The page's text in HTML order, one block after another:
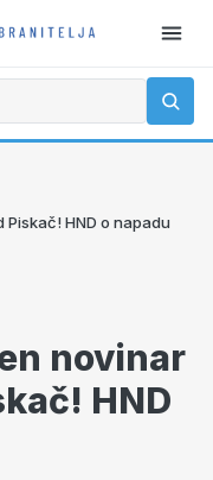
HND o napadu
novinar
HND